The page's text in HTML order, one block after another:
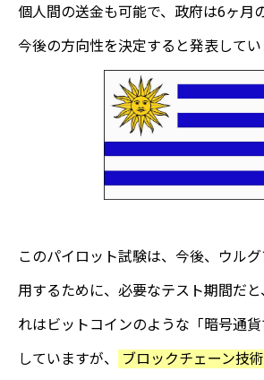
個人間の送金も可能で、政府は6ヶ月
今後の方向性を決定すると発表してい
このパイロット試験は、今後、ウル
用するために、必要なテスト期間だと
れはビットコインのような「暗号通
していますが、
ブロックチェーン技